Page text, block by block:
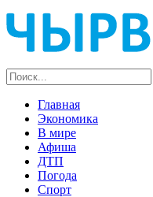
Главная
Экономика
В мире
Афиша
ДТП
Погода
Спорт